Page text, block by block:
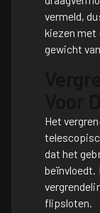
vermeld,
kiezen met
gewicht
Het
dat het
beïnvloedt.
flipsloten.